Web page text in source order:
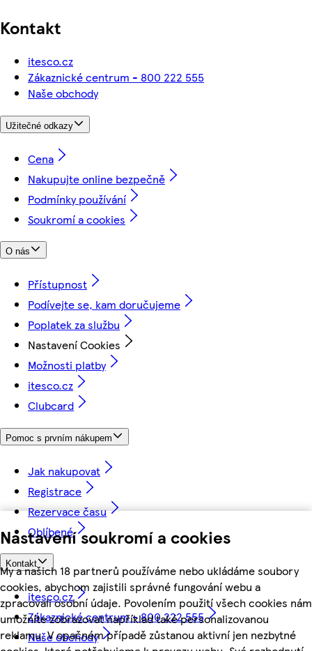
Nastavení soukromí a cookies
My a našich 18 partnerů používáme nebo ukládáme soubory
cookies, abychom zajistili správné fungování webu a
zpracovali osobní údaje. Povolením použití všech cookies nám
umožníte zobrazovat například také personalizovanou
reklamu. V opačném případě zůstanou aktivní jen nezbytné
Kontakt
itesco.cz
Zákaznické centrum - 800 222 555
Naše obchody
Užitečné odkazy
Cena
Nakupujte online bezpečně
Podmínky používání
Soukromí a cookies
O nás
Přístupnost
Podívejte se, kam doručujeme
Poplatek za službu
Nastavení Cookies
Možnosti platby
itesco.cz
Clubcard
Pomoc s prvním nákupem
Jak nakupovat
Registrace
Rezervace času
Oblíbené
Kontakt
itesco.cz
Zákaznické centrum - 800 222 555
Naše obchody